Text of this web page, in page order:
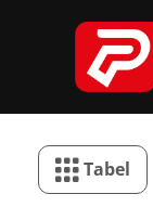
Tabel